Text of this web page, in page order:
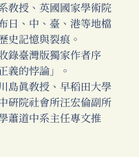
教授、英國國家學術院
日、中、臺、港等地檔
史記憶與裂痕。
錄臺灣版獨家作者序
義的悖論」。
島真教授、早稻田大學
研院社會所汪宏倫副所
蕭道中系主任專文推